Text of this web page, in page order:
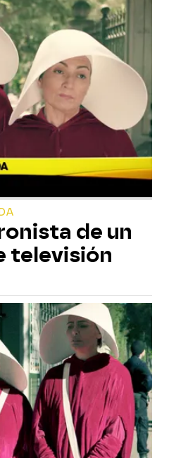
de un
televisión